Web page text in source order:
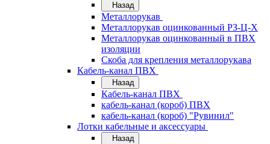
Назад
Металлорукав
Металлорукав оцинкованный РЗ-Ц-Х
Металлорукав оцинкованный в ПВХ
изоляции
Скоба для крепления металлорукава
Кабель-канал ПВХ
Назад
Кабель-канал ПВХ
кабель-канал (короб) ПВХ
кабель-канал (короб) "Рувинил"
Лотки кабельные и аксессуары
Назад